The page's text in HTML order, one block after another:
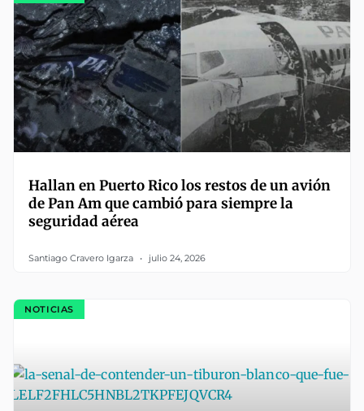
Hallan en Puerto Rico los restos de un avión
de Pan Am que cambió para siempre la
seguridad aérea
Santiago Cravero Igarza julio 24, 2026
NOTICIAS